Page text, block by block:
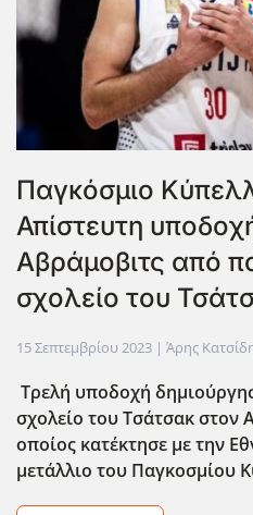
Παγκόσμιο
Απίστευτη
Αβράμοβιτς από
σχολείο του
15 Σεπτεμβρίου 2023 | Άρης
Τρελή υποδοχή
σχολείο του Τσάτσακ στον
οποίος κατέκτησε με την
μετάλλιο του Παγκοσμίου